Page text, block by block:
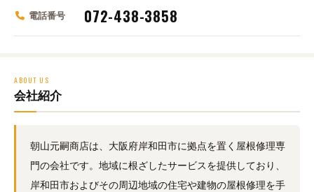
電話番号 072-438-3858
ABOUT US
会社紹介
朝山元嗣商店は、大阪府岸和田市に拠点を置く屋根修理専
門の会社です。地域に根ざしたサービスを提供しており、
岸和田市およびその周辺地域の住宅や建物の屋根修理を手